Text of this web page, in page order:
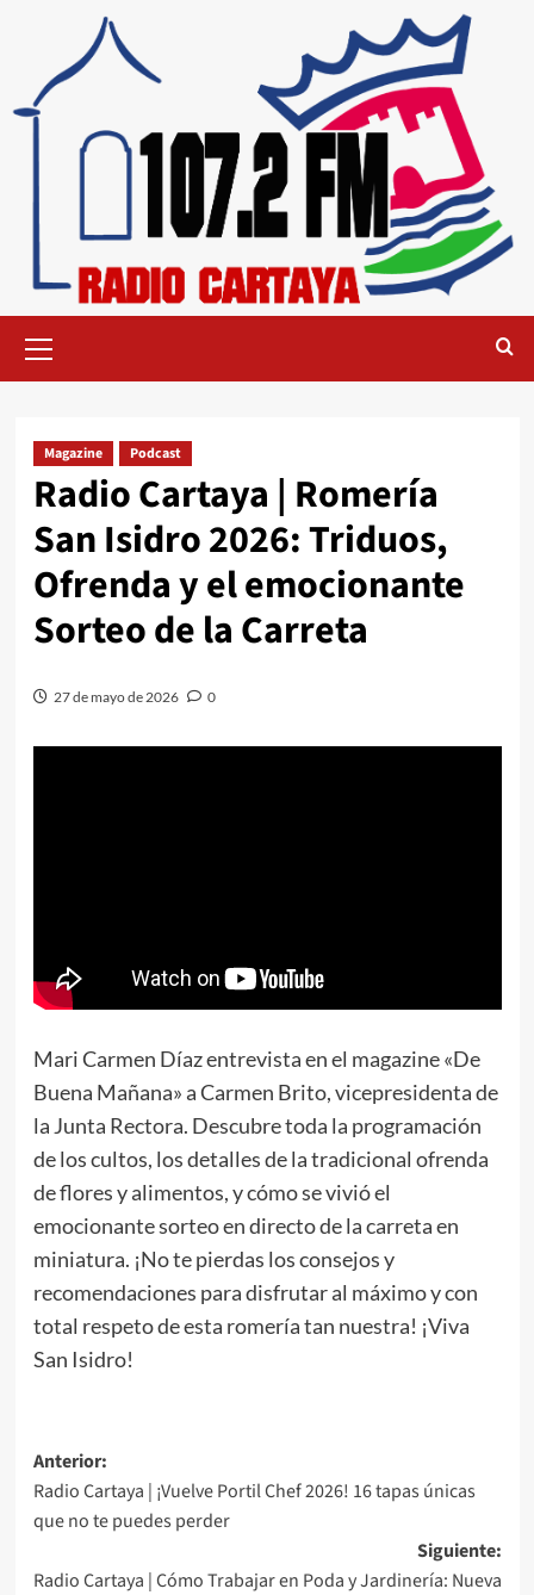
Magazine Podcast
Radio Cartaya | Romería
San Isidro 2026: Triduos,
Ofrenda y el emocionante
Sorteo de la Carreta
27 de mayo de 2026 0
Mari Carmen Díaz entrevista en el magazine «De
Buena Mañana» a Carmen Brito, vicepresidenta de
la Junta Rectora. Descubre toda la programación
de los cultos, los detalles de la tradicional ofrenda
de flores y alimentos, y cómo se vivió el
emocionante sorteo en directo de la carreta en
miniatura. ¡No te pierdas los consejos y
recomendaciones para disfrutar al máximo y con
total respeto de esta romería tan nuestra! ¡Viva
San Isidro!
Anterior:
Radio Cartaya | ¡Vuelve Portil Chef 2026! 16 tapas únicas
que no te puedes perder
Siguiente:
Radio Cartaya | Cómo Trabajar en Poda y Jardinería: Nueva